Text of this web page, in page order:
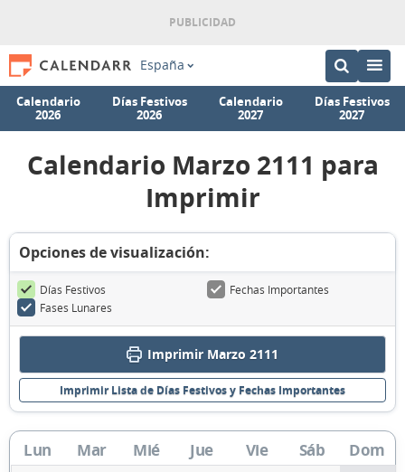
España
Calendario
2026
Días Festivos
2026
Calendario
2027
Días Festivos
2027
Calendario Marzo 2111 para
Imprimir
Opciones de visualización:
Días Festivos
Fechas Importantes
Fases Lunares
Imprimir Marzo 2111
Imprimir Lista de Días Festivos y Fechas Importantes
Lun Mar Mié Jue Vie Sáb Dom